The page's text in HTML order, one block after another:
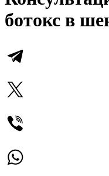
ботокс в